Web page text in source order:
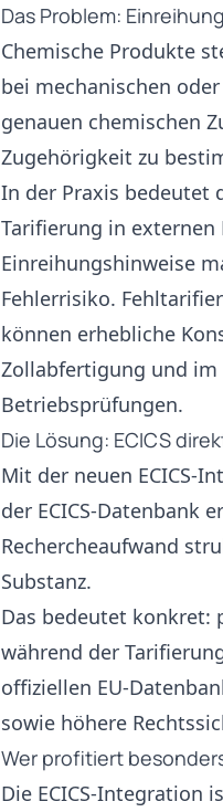
Das Problem:
Chemische Produkte
bei mechanischen
genauen chemischen
Zugehörigkeit zu
In der Praxis bedeutet
Tarifierung in externen
Einreihungshinweise
Fehlerrisiko.
können erhebliche
Zollabfertigung und im
Betriebsprüfungen.
Die Lösung: ECICS
Mit der neuen ECICS-
der ECICS-Datenbank
Rechercheaufwand
Substanz.
Das bedeutet konkret:
während der
offiziellen EU-
sowie höhere
Wer profitiert
Die ECICS-Integration